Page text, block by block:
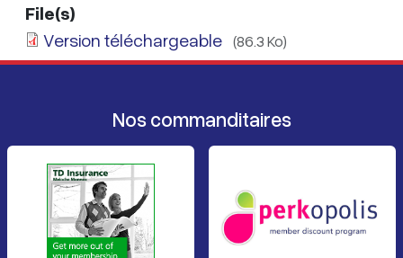
File(s)
Version téléchargeable (86.3 Ko)
Nos commanditaires